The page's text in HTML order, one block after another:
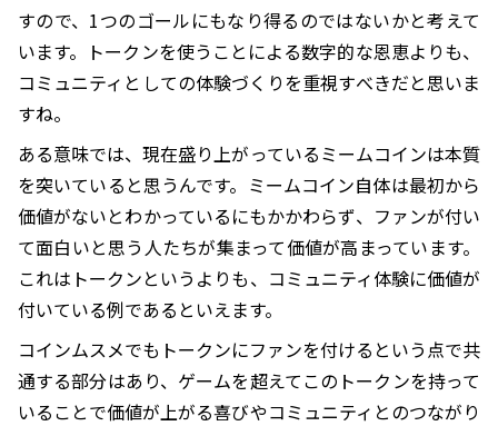
すので、1つのゴールにもなり得るのではないかと考えて
います。トークンを使うことによる数字的な恩恵よりも、
コミュニティとしての体験づくりを重視すべきだと思いま
すね。
ある意味では、現在盛り上がっているミームコインは本質
を突いていると思うんです。ミームコイン自体は最初から
価値がないとわかっているにもかかわらず、ファンが付い
て面白いと思う人たちが集まって価値が高まっています。
これはトークンというよりも、コミュニティ体験に価値が
付いている例であるといえます。
コインムスメでもトークンにファンを付けるという点で共
通する部分はあり、ゲームを超えてこのトークンを持って
いることで価値が上がる喜びやコミュニティとのつながり